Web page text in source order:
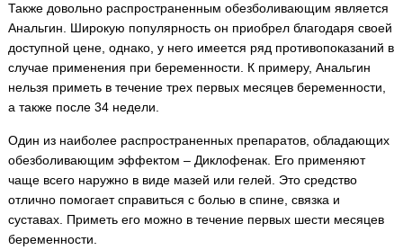
Также довольно распространенным обезболивающим является
Анальгин. Широкую популярность он приобрел благодаря своей
доступной цене, однако, у него имеется ряд противопоказаний в
случае применения при беременности. К примеру, Анальгин
нельзя приметь в течение трех первых месяцев беременности,
а также после 34 недели.
Один из наиболее распространенных препаратов, обладающих
обезболивающим эффектом – Диклофенак. Его применяют
чаще всего наружно в виде мазей или гелей. Это средство
отлично помогает справиться с болью в спине, связка и
суставах. Приметь его можно в течение первых шести месяцев
беременности.